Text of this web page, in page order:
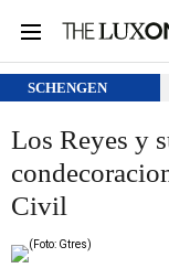
SCHENGEN
Los Reyes y
Civil